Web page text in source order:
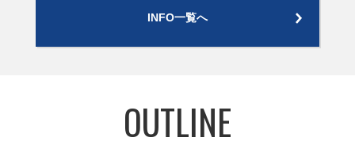
INFO一覧へ
OUTLINE